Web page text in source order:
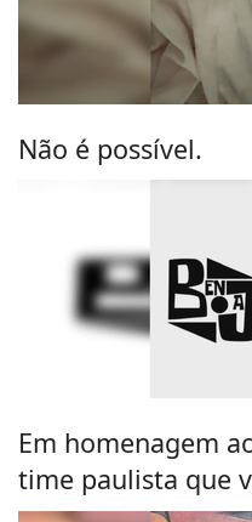
Não é possível.
Em homenagem
time paulista que